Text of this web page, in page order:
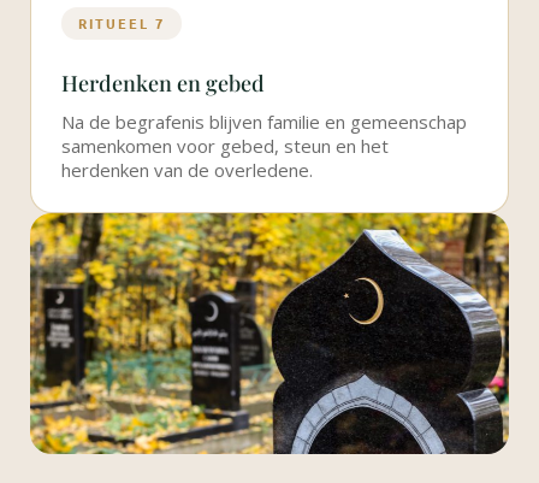
RITUEEL 7
Herdenken en gebed
Na de begrafenis blijven familie en gemeenschap
samenkomen voor gebed, steun en het
herdenken van de overledene.